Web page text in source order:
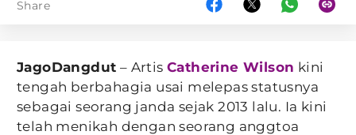
Share
JagoDangdut – ArtisCatherine Wilson kini
tengah berbahagia usai melepas statusnya
sebagai seorang janda sejak 2013 lalu. Ia kini
telah menikah dengan seorang anggtoa